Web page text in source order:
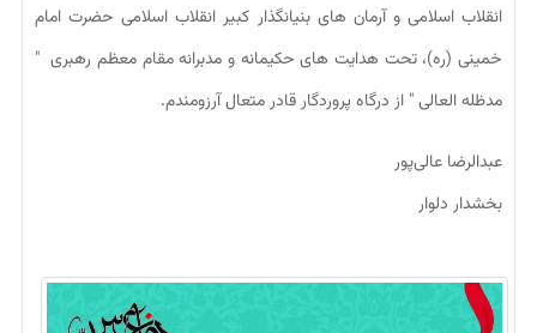
انقلاب اسلامی و آرمان های بنیانگذار کبیر انقلاب اسلامی حضرت امام
خمینی (ره)، تحت هدایت های حکیمانه و مدبرانه مقام معظم رهبری "
مدظله العالی " از درگاه پروردگار قادر متعال آرزومندم.
عبدالرضا عالی‌پور
بخشدار دلوار